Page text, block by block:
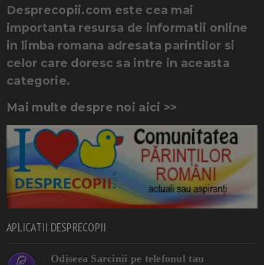
Desprecopii.com este cea mai
importanta resursa de informatii online
in limba romana adresata parintilor si
celor care doresc sa intre in aceasta
categorie.
Mai multe despre noi aici >>
APLICATII DESPRECOPII
Odiseea Sarcinii pe telefonul tau